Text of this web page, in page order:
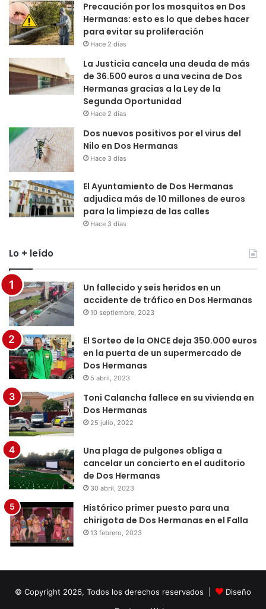
Precaución por los mosquitos en Dos
Hermanas: esto es lo que debes hacer
para evitar su proliferación
Hace 2 días
La Justicia cancela una deuda de más
de 36.500 euros a una vecina de Dos
Hermanas gracias a la Ley de la
Segunda Oportunidad
Hace 2 días
Dos nuevos positivos por el virus del
Nilo en Dos Hermanas
Hace 3 días
El Ayuntamiento de Dos Hermanas
adjudica más de 10 millones de euros
para la limpieza de las calles
Hace 3 días
Lo + leído
Un fallecido y seis heridos en un
accidente de tráfico en Dos Hermanas
10 septiembre, 2023
El Sorteo de la ONCE deja 350.000 euros
en la puerta de un supermercado de
Dos Hermanas
5 abril, 2023
Toni Calancha fallece en su vivienda en
Dos Hermanas
25 julio, 2022
Una plaga de pulgones obliga a
cancelar un concierto en el auditorio
de Dos Hermanas
30 abril, 2023
Histórico primer puesto para una
chirigota de Dos Hermanas en el Falla
13 febrero, 2023
© Copyright 2026, Todos los derechos reservados |
Diseño